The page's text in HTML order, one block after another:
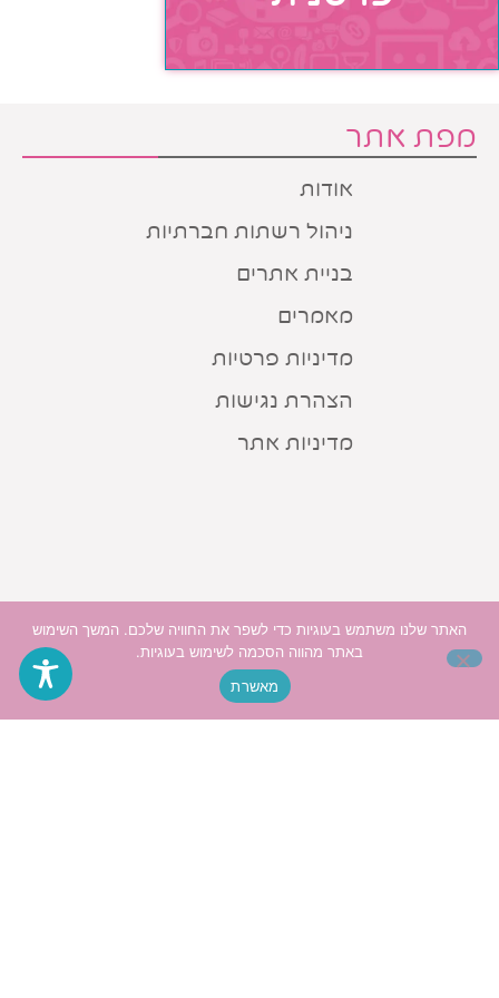
מפת אתר
אודות
ניהול רשתות חברתיות
בניית אתרים
מאמרים
מדיניות פרטיות
הצהרת נגישות
מדיניות אתר
האתר שלנו משתמש בעוגיות כדי לשפר את החוויה שלכם. המשך השימוש
באתר מהווה הסכמה לשימוש בעוגיות.
מאשרת